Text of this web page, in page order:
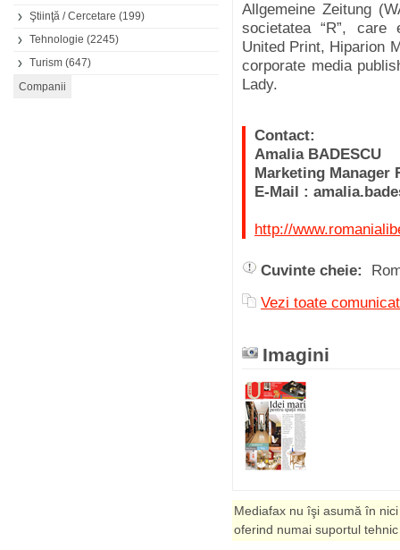
Ştiinţă / Cercetare (199)
Tehnologie (2245)
Turism (647)
Allgemeine Zeitung
societatea “R”, care
United Print, Hiparion
corporate media
Lady.
Contact:
Amalia BADESCU
Marketing Manager
E-Mail :
http://
Cuvinte cheie:
Vezi toate
Imagini
Mediafax nu îşi asumă în
oferind numai suportul